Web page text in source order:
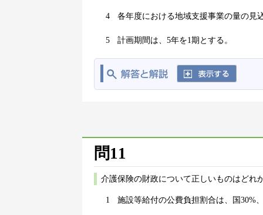
4 各年度における地域支援事業の量の見
5 計画期間は、5年を1期とする。
問11
介護保険の財政について正しいものはどれ
1 施設等給付の公費負担割合は、国30%